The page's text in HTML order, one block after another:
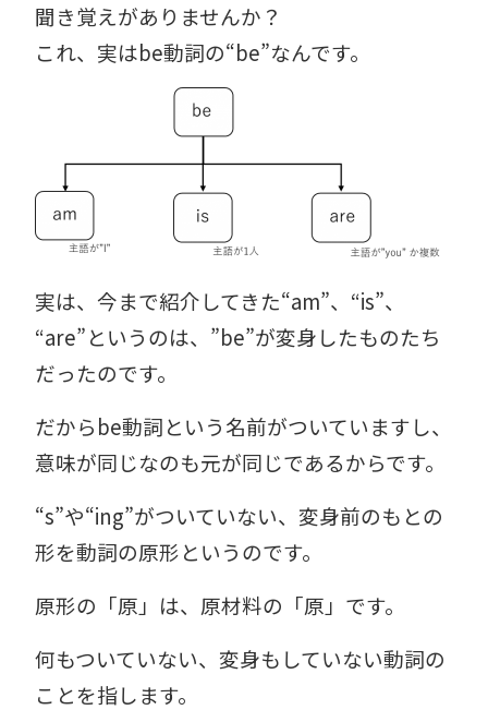
聞き覚えがありませんか？
これ、実はbe動詞の“be”なんです。
実は、今まで紹介してきた“am”、“is”、
“are”というのは、”be”が変身したものたち
だったのです。
だからbe動詞という名前がついていますし、
意味が同じなのも元が同じであるからです。
“s”や“ing”がついていない、変身前のもとの
形を動詞の原形というのです。
原形の「原」は、原材料の「原」です。
何もついていない、変身もしていない動詞の
ことを指します。